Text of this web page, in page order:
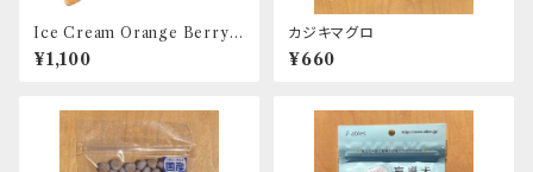
Ice Cream Orange Berry
Choco アイスクリーム オレ
ンジベリーチョコレート LOV
¥1,100
カジキマグロ
¥660